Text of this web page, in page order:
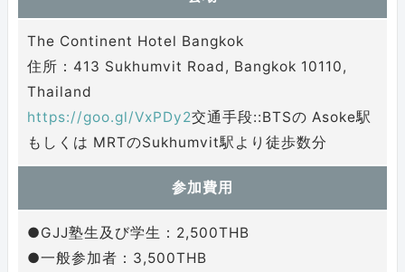
The Continent Hotel Bangkok
住所：413 Sukhumvit Road, Bangkok 10110,
Thailand
https://goo.gl/VxPDy2交通手段::BTSの Asoke駅
もしくは MRTのSukhumvit駅より徒歩数分
参加費用
●GJJ塾生及び学生：2,500THB
●一般参加者：3,500THB